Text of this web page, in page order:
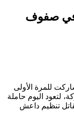
في صفوف
للمرة الأولى
بصفوف البشمركة، لتعود اليوم حاملة
57 من عمرها لتقاتل تنظيم داعش